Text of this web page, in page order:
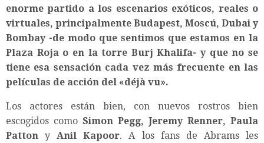
enorme partido a los escenarios exóticos, reales o
virtuales, principalmente Budapest, Moscú, Dubai y
Bombay -de modo que sentimos que estamos en la
Plaza Roja o en la torre Burj Khalifa- y que no se
tiene esa sensación cada vez más frecuente en las
películas de acción del «déjà vu».
Los actores están bien, con nuevos rostros bien
escogidos como Simon Pegg, Jeremy Renner, Paula
Pattony Anil Kapoor. A los fans de Abrams les